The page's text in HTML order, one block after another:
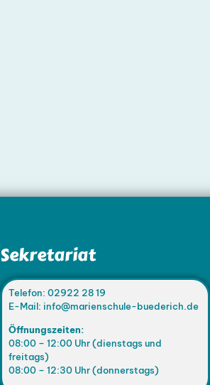
Sekretariat
Telefon: 02922 28 19
E-Mail: info@marienschule-buederich.de
Öffnungszeiten:
08:00 – 12:00 Uhr (dienstags und
freitags)
08:00 – 12:30 Uhr (donnerstags)